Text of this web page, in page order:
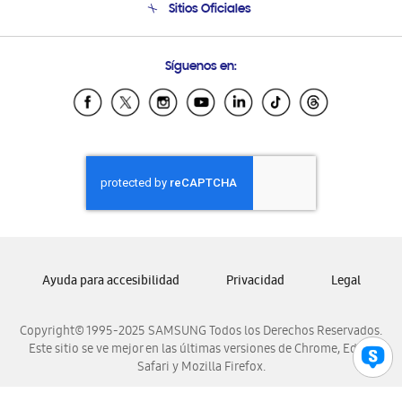
Condiciones de Compra
Soporte vía eMail
Sitios Oficiales
Samsung Ecuador
Samsung El Salvador
Samsung Honduras
Samsung Nicaragua
Samsung Panamá
Samsung Venezuela
Síguenos en:
Copyright© 1995-2025 SAMSUNG Todos los Derechos Reservados.
Este sitio se ve mejor en las últimas versiones de Chrome, Edge,
Safari y Mozilla Firefox.
Ayuda para accesibilidad Privacidad Legal